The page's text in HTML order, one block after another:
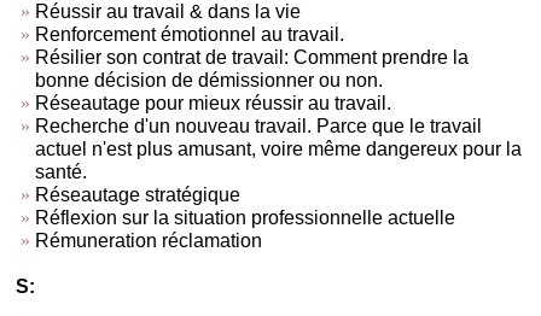
Réussir au travail & dans la vie
Renforcement émotionnel au travail.
Résilier son contrat de travail: Comment prendre la
bonne décision de démissionner ou non.
Réseautage pour mieux réussir au travail.
Recherche d'un nouveau travail. Parce que le travail
actuel n'est plus amusant, voire même dangereux pour la
santé.
Réseautage stratégique
Réflexion sur la situation professionnelle actuelle
Rémuneration réclamation
S: